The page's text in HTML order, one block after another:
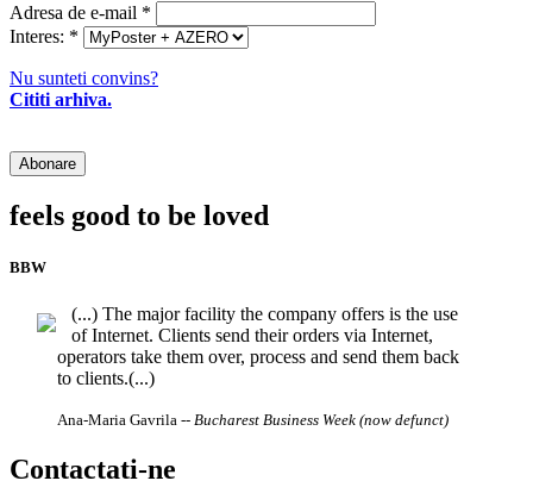
Adresa de e-mail *
Interes: *
Nu sunteti convins?
Cititi arhiva.
feels good to be loved
BBW
(...) The major facility the company offers is the use
of Internet. Clients send their orders via Internet,
operators take them over, process and send them back
to clients.(...)
Ana-Maria Gavrila -- Bucharest Business Week (now defunct)
Contactati-ne